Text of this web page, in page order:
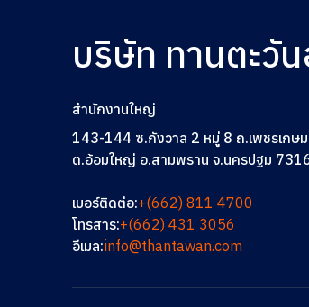
บริษัท ทานตะวั
สำนักงานใหญ่
143-144 ซ.กังวาล 2 หมู่ 8 ถ.เพชรเกษม
ต.อ้อมใหญ่ อ.สามพราน จ.นครปฐม
เบอร์ติดต่อ:+(662) 811 4700
โทรสาร:+(662) 431 3056
อีเมล:info@thantawan.com